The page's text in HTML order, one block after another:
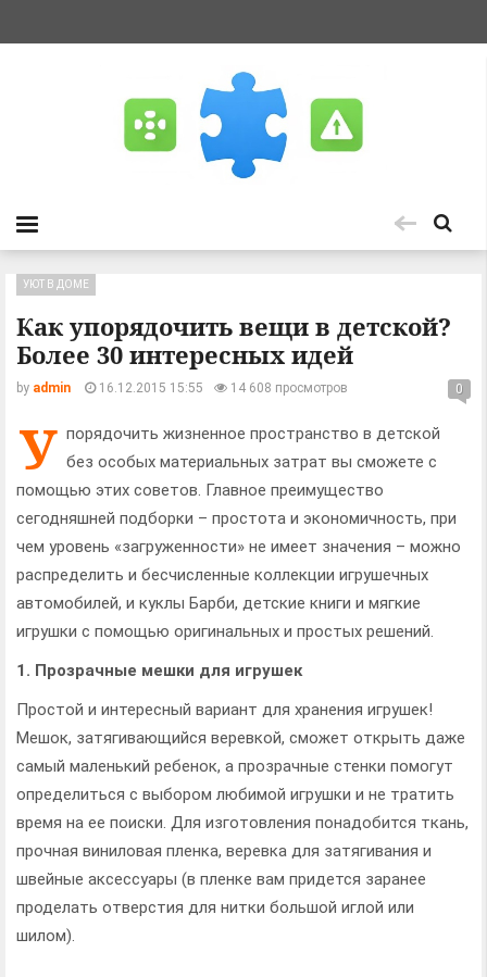
Как упорядочить вещи в детской?
Более 30 интересных идей
УЮТ В ДОМЕ
by admin 16.12.2015 15:55 14 608 просмотров 0
У порядочить жизненное пространство в детской
без особых материальных затрат вы сможете с
помощью этих советов. Главное преимущество
сегодняшней подборки – простота и экономичность, при
чем уровень «загруженности» не имеет значения – можно
распределить и бесчисленные коллекции игрушечных
автомобилей, и куклы Барби, детские книги и мягкие
игрушки с помощью оригинальных и простых решений.
1. Прозрачные мешки для игрушек
Простой и интересный вариант для хранения игрушек!
Мешок, затягивающийся веревкой, сможет открыть даже
самый маленький ребенок, а прозрачные стенки помогут
определиться с выбором любимой игрушки и не тратить
время на ее поиски. Для изготовления понадобится ткань,
прочная виниловая пленка, веревка для затягивания и
швейные аксессуары (в пленке вам придется заранее
проделать отверстия для нитки большой иглой или
шилом).